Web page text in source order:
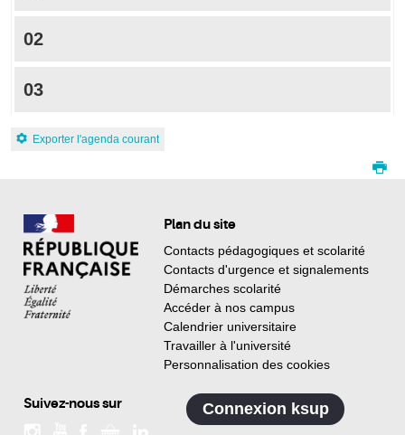
02
03
Exporter l'agenda courant
Plan du site
Contacts pédagogiques et scolarité
Contacts d'urgence et signalements
Démarches scolarité
Accéder à nos campus
Calendrier universitaire
Travailler à l'université
Personnalisation des cookies
Suivez-nous sur Connexion ksup